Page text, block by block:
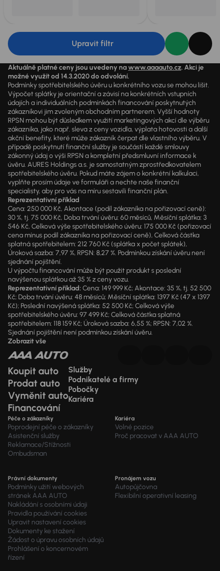
Upravit filtr
Aktuálně platné ceny jsou uvedeny nawww.aaaauto.cz. Akci je
možné využít od 14.3.2020 do odvolání.
Podmínky spotřebitelského úvěru u konkrétního vozu se mohou lišit.
Výpočet splátky je orientační a závisí na konkrétních vstupních
údajích a individuálních podmínkách financování poskytnutých
zákazníkovi jim zvoleným obchodním partnerem. Vyšší hodnoty
RPSN mohou být důsledkem využití marketingových akcí dle výběru
zákazníka, jako např. sleva z ceny vozidla, výplata hotovosti a další
akční benefity, které může zákazník čerpat dle vlastního výběru. V
případě poskytnutí finanční služby je součástí každé smlouvy
zákonný údaj o výši RPSN a kompletní předsmluvní informace k
úvěru. AURES Holdings a.s. je samostatným zprostředkovatelem
spotřebitelského úvěru. Pokud máte zájem o konkrétní kalkulaci,
vyplňte prosím údaje ve formuláři a nechte naše finanční
specialisty, aby pro vás na míru sestavili finanční plán.
Reprezentativní příklad
Cena: 250 000 Kč, Akontace (podíl zákazníka na pořizovací ceně):
30 %, tj. 75 000 Kč, Doba trvání úvěru: 60 měsíců, Měsíční splátka: 3
546 Kč, Celková výše spotřebitelského úvěru: 175 000 Kč (pořizovací
cena mínus podíl zákazníka na pořizovací ceně), Celková částka
splatná spotřebitelem: 212 760 Kč (splátka x počet splátek),
Úroková sazba: 7,97 %, RPSN: 8,27 %. Podmínkou získání úvěru není
sjednání pojištění.
U výpočtu financování může být použit produkt s poslední
navýšenou splátkou až 35 % z ceny vozu.
Reprezentativní příklad:Cena: 149 999 Kč; Akontace: 35 %, tj. 52 500
Kč; Doba trvání úvěru: 48 měsíců; Měsíční splátka: 1397 Kč (47 x 1397
Kč); Poslední navýšená splátka: 52 500 Kč; Celková výše
spotřebitelského úvěru: 97 499 Kč; Celková částka splatná
spotřebitelem: 118 159 Kč; Úroková sazba: 6,55 %; RPSN: 7,02 %.
Sjednání pojištění není podmínkou získání úvěru.
Zobrazit vše
Koupit auto
Prodat auto
Vyměnit auto
Financování
Služby
Podnikatelé a firmy
Pobočky
Kariéra
Péče o zákazníky
Poprodejní péče o zákazníky
Asistenční služby
Reklamace/Stížnosti
Ombudsman
Kariéra
Volné pozice
Proč pracovat v AAA AUTO
Právní dokumenty
Podmínky užití webových
stránek AAA AUTO
Nakládání s osobními údaji
Pravidla používání cookies
Upravit nastavení cookies
Dokumenty ke stažení
Žádost o úpravu osobních údajů
Prohlášení o koncernovém
řízení
Pronájem vozu
Autopůjčovna
Flexibilní operativní leasing